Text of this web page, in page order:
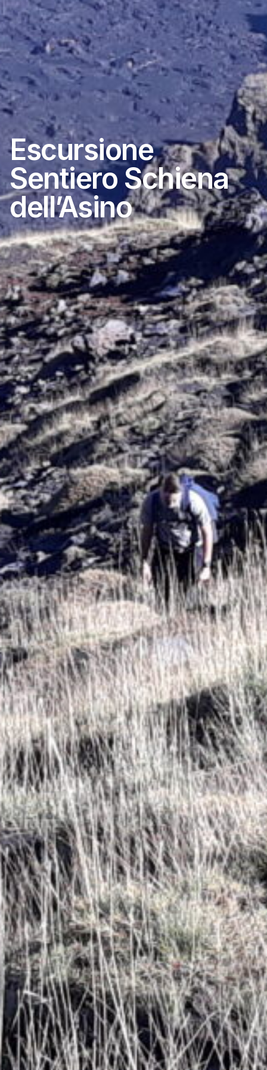
Escursione
Sentiero Schiena
dell’Asino